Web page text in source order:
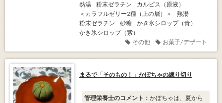
熱湯
粉末ゼラチン
カルピス（原液）
＜カラフルゼリー2種（上の層）＞
熱湯
粉末ゼラチン
砂糖
かき氷シロップ（青）
かき氷シロップ（紫）
その他
お菓子/デザート
まるで「そのもの！」かぼちゃの練り切り
管理栄養士のコメント： かぼちゃは、夏から